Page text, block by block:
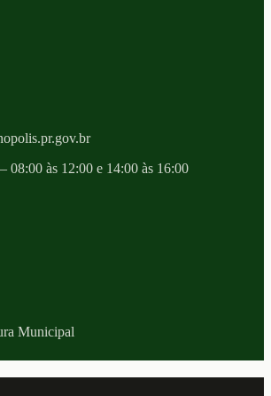
08:00 às 12:00 e 14:00 às 16:00
Municipal